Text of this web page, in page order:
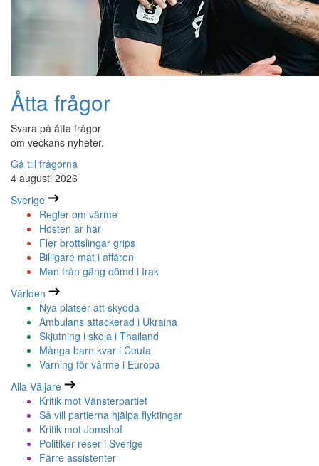
Åtta frågor
Svara på åtta frågor
om veckans nyheter.
Gå till frågorna
4 augusti 2026
Sverige
Regler om värme
Hösten är här
Fler brottslingar grips
Billigare mat i affären
Man från gäng dömd i Irak
Världen
Nya platser att skydda
Ambulans attackerad i Ukraina
Skjutning i skola i Thailand
Många barn kvar i Ceuta
Varning för värme i Europa
Alla Väljare
Kritik mot Vänsterpartiet
Så vill partierna hjälpa flyktingar
Kritik mot Jomshof
Politiker reser i Sverige
Färre assistenter